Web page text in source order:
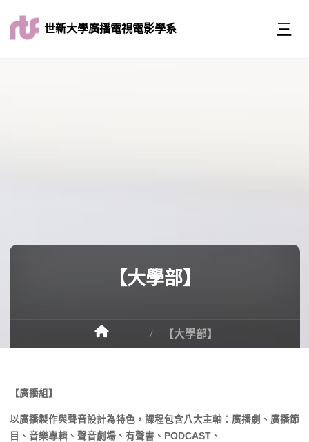
世新大學廣播電視電影學系
【大學部】
【大學部】
【廣播組】
以廣播製作與聲音設計為特色，課程包含八大主軸：廣播劇、廣播節
目、音樂專輯、聲音劇場、有聲書、PODCAST、